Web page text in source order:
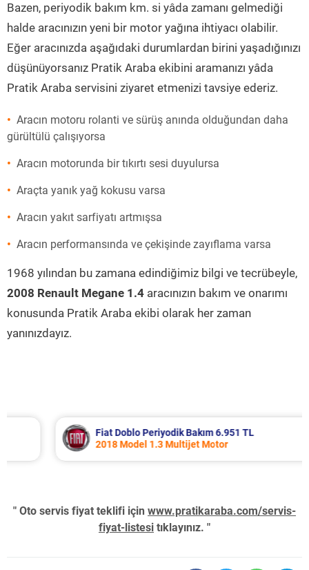
Bazen, periyodik bakım km. si yâda zamanı gelmediği
halde aracınızın yeni bir motor yağına ihtiyacı olabilir.
Eğer aracınızda aşağıdaki durumlardan birini yaşadığınızı
düşünüyorsanız Pratik Araba ekibini aramanızı yâda
Pratik Araba servisini ziyaret etmenizi tavsiye ederiz.
Aracın motoru rolanti ve sürüş anında olduğundan daha
gürültülü çalışıyorsa
Aracın motorunda bir tıkırtı sesi duyulursa
Araçta yanık yağ kokusu varsa
Aracın yakıt sarfiyatı artmışsa
Aracın performansında ve çekişinde zayıflama varsa
1968 yılından bu zamana edindiğimiz bilgi ve tecrübeyle,
2008 Renault Megane 1.4 aracınızın bakım ve onarımı
konusunda Pratik Araba ekibi olarak her zaman
yanınızdayız.
Fiat Doblo Periyodik Bakım 6.951 TL
2018 Model 1.3 Multijet Motor
" Oto servis fiyat teklifi için www.pratikaraba.com/servis-
fiyat-listesi tıklayınız. "